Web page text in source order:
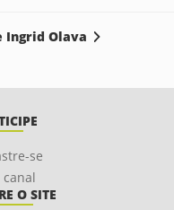
Ingrid Olava
se
canal
O SITE